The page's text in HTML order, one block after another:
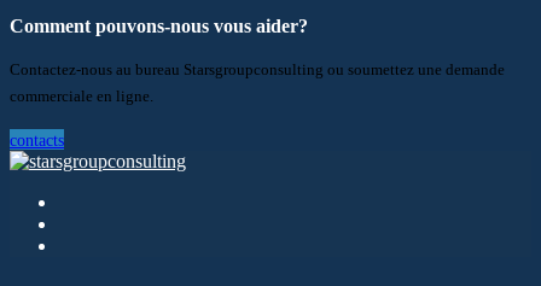
Comment pouvons-nous vous aider?
Contactez-nous au bureau Starsgroupconsulting ou soumettez une demande
commerciale en ligne.
contacts